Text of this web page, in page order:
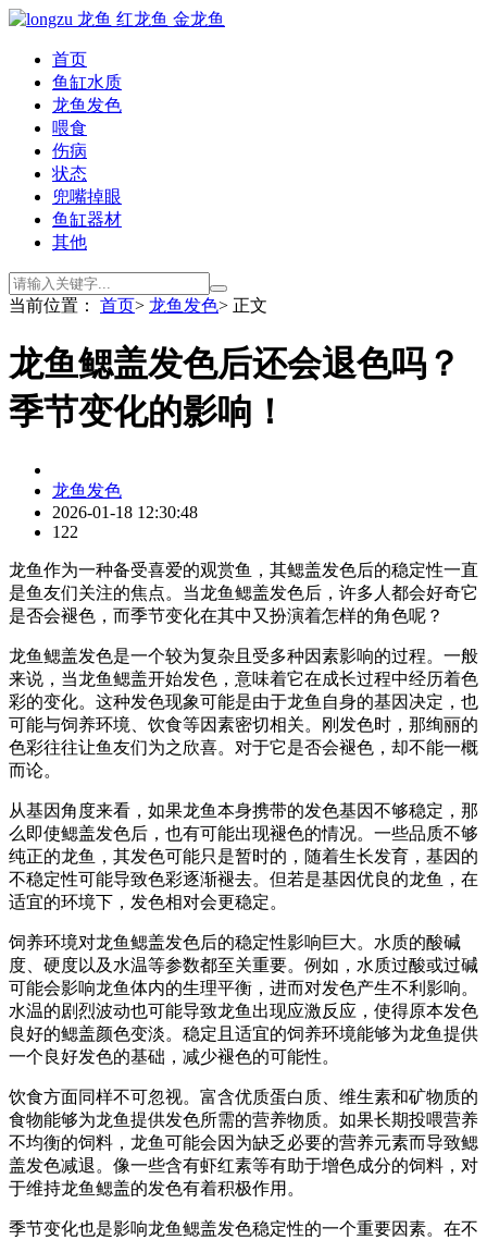
首页
鱼缸水质
龙鱼发色
喂食
伤病
状态
兜嘴掉眼
鱼缸器材
其他
当前位置： 首页> 龙鱼发色> 正文
龙鱼鳃盖发色后还会退色吗？
季节变化的影响！
龙鱼发色
2026-01-18 12:30:48
122
龙鱼作为一种备受喜爱的观赏鱼，其鳃盖发色后的稳定性一直
是鱼友们关注的焦点。当龙鱼鳃盖发色后，许多人都会好奇它
是否会褪色，而季节变化在其中又扮演着怎样的角色呢？
龙鱼鳃盖发色是一个较为复杂且受多种因素影响的过程。一般
来说，当龙鱼鳃盖开始发色，意味着它在成长过程中经历着色
彩的变化。这种发色现象可能是由于龙鱼自身的基因决定，也
可能与饲养环境、饮食等因素密切相关。刚发色时，那绚丽的
色彩往往让鱼友们为之欣喜。对于它是否会褪色，却不能一概
而论。
从基因角度来看，如果龙鱼本身携带的发色基因不够稳定，那
么即使鳃盖发色后，也有可能出现褪色的情况。一些品质不够
纯正的龙鱼，其发色可能只是暂时的，随着生长发育，基因的
不稳定性可能导致色彩逐渐褪去。但若是基因优良的龙鱼，在
适宜的环境下，发色相对会更稳定。
饲养环境对龙鱼鳃盖发色后的稳定性影响巨大。水质的酸碱
度、硬度以及水温等参数都至关重要。例如，水质过酸或过碱
可能会影响龙鱼体内的生理平衡，进而对发色产生不利影响。
水温的剧烈波动也可能导致龙鱼出现应激反应，使得原本发色
良好的鳃盖颜色变淡。稳定且适宜的饲养环境能够为龙鱼提供
一个良好发色的基础，减少褪色的可能性。
饮食方面同样不可忽视。富含优质蛋白质、维生素和矿物质的
食物能够为龙鱼提供发色所需的营养物质。如果长期投喂营养
不均衡的饲料，龙鱼可能会因为缺乏必要的营养元素而导致鳃
盖发色减退。像一些含有虾红素等有助于增色成分的饲料，对
于维持龙鱼鳃盖的发色有着积极作用。
季节变化也是影响龙鱼鳃盖发色稳定性的一个重要因素。在不